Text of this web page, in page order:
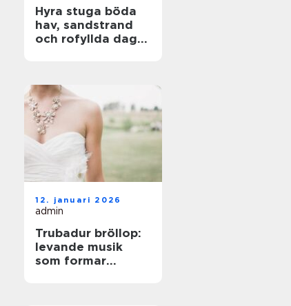
Hyra stuga böda
hav, sandstrand
och rofyllda dagar
12. januari 2026
admin
Trubadur bröllop:
levande musik
som formar